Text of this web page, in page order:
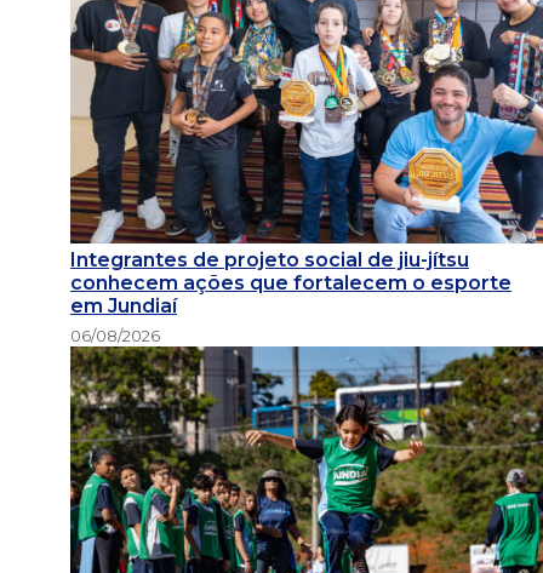
Integrantes de projeto social de jiu-jítsu
conhecem ações que fortalecem o esporte
em Jundiaí
06/08/2026